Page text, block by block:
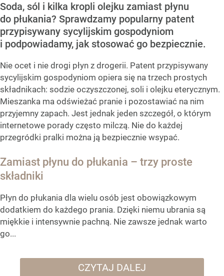
Soda, sól i kilka kropli olejku zamiast płynu
do płukania? Sprawdzamy popularny patent
przypisywany sycylijskim gospodyniom
i podpowiadamy, jak stosować go bezpiecznie.
Nie ocet i nie drogi płyn z drogerii. Patent przypisywany
sycylijskim gospodyniom opiera się na trzech prostych
składnikach: sodzie oczyszczonej, soli i olejku eterycznym.
Mieszanka ma odświeżać pranie i pozostawiać na nim
przyjemny zapach. Jest jednak jeden szczegół, o którym
internetowe porady często milczą. Nie do każdej
przegródki pralki można ją bezpiecznie wsypać.
Zamiast płynu do płukania – trzy proste
składniki
Płyn do płukania dla wielu osób jest obowiązkowym
dodatkiem do każdego prania. Dzięki niemu ubrania są
miękkie i intensywnie pachną. Nie zawsze jednak warto
go...
CZYTAJ DALEJ